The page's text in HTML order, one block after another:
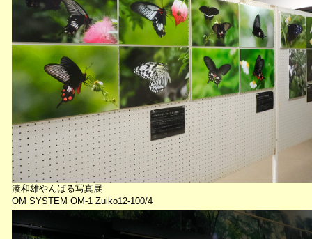
湊和雄やんばる写真展
OM SYSTEM OM-1 Zuiko12-100/4